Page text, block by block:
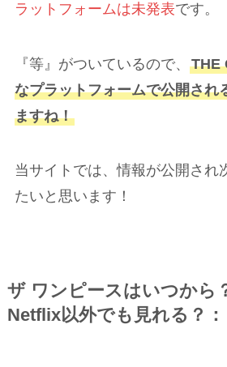
ラットフォームは未発表です。
『等』がついているので、 THE
なプラットフォームで公開され
ますね！
当サイトでは、情報が公開され
たいと思います！
ザ ワンピースはいつから
Netflix以外でも見れる？